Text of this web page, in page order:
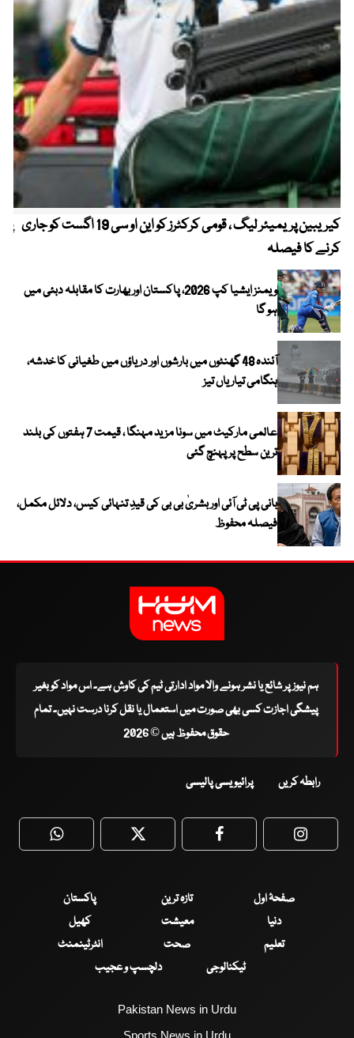
کیریبین پریمیئر لیگ ، قومی کرکٹرز کو این او سی 19 اگست کو جاری
کرنے کا فیصلہ
ویمنز ایشیا کپ 2026، پاکستان اور بھارت کا مقابلہ دبئی میں
ہو گا
آئندہ 48 گھنٹوں میں بارشوں اور دریاؤں میں طغیانی کا خدشہ،
ہنگامی تیاریاں تیز
عالمی مارکیٹ میں سونا مزید مہنگا ، قیمت 7 ہفتوں کی بلند
ترین سطح پر پہنچ گئی
بانی پی ٹی آئی اور بشریٰ بی بی کی قیدِ تنہائی کیس، دلائل مکمل،
فیصلہ محفوظ
ہم نیوز پر شائع یا نشر ہونے والا مواد ادارتی ٹیم کی کاوش ہے۔ اس مواد کو بغیر
پیشگی اجازت کسی بھی صورت میں استعمال یا نقل کرنا درست نہیں۔ تمام
حقوق محفوظ ہیں © 2026
رابطہ کریں پرائیویسی پالیسی
WhatsApp Twitter Facebook
صفحۂ اول تازہ ترین
پاکستان
دنیا
معیشت
کھیل
تعلیم
صحت
انٹرٹینمنٹ
ٹیکنالوجی
دلچسپ و عجیب
Pakistan News in Urdu
Sports News in Urdu